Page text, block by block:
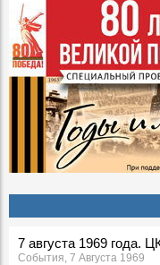
7 августа 1969 года.
События, 7 Августа 1969